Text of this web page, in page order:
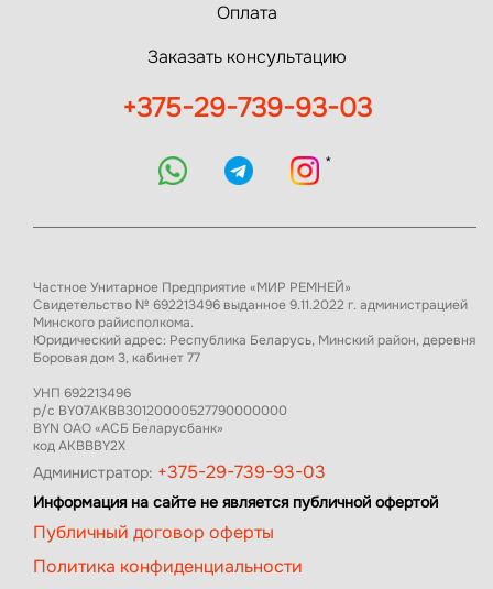
Оплата
Заказать консультацию
+375-29-739-93-03
*
Частное Унитарное Предприятие «МИР РЕМНЕЙ»
Свидетельство № 692213496 выданное 9.11.2022 г. администрацией
Минского райисполкома.
Юридический адрес: Республика Беларусь, Минский район, деревня
Боровая дом 3, кабинет 77
УНП 692213496
р/с BY07AKBB30120000527790000000
BYN ОАО «АСБ Беларусбанк»
код AKBBBY2X
Администратор: +375-29-739-93-03
Информация на сайте не является публичной офертой
Публичный договор оферты
Политика конфиденциальности